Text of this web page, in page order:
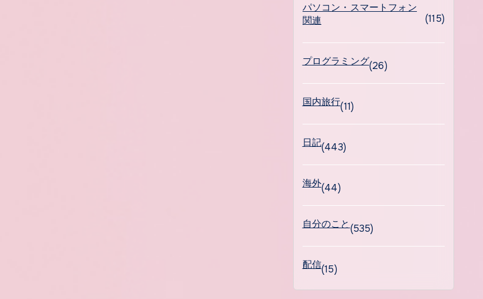
パソコン・スマートフォン
関連
(115)
プログラミング(26)
国内旅行(11)
日記(443)
海外(44)
自分のこと(535)
配信(15)